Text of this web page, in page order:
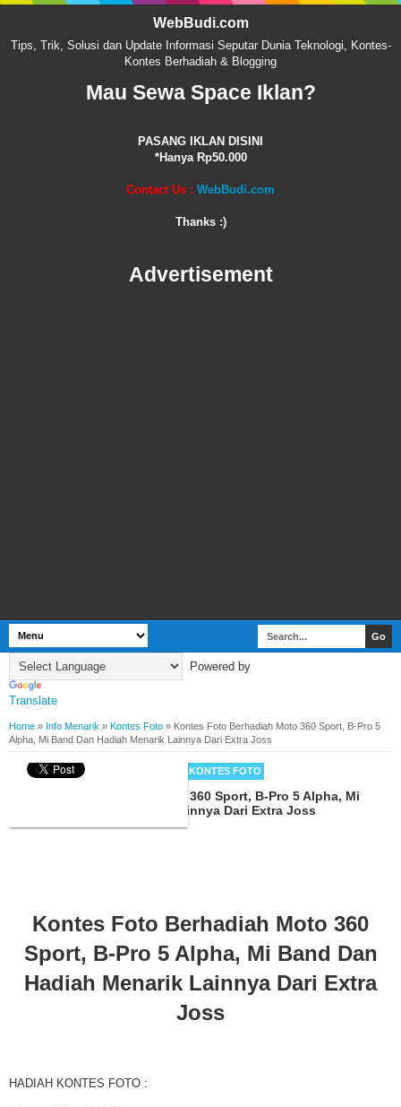
WebBudi.com
Tips, Trik, Solusi dan Update Informasi Seputar Dunia Teknologi, Kontes-
Kontes Berhadiah & Blogging
Mau Sewa Space Iklan?
PASANG IKLAN DISINI
*Hanya Rp50.000
Contact Us : WebBudi.com
Thanks :)
Advertisement
Powered by
Translate
Home » Info Menarik » Kontes Foto » Kontes Foto Berhadiah Moto 360 Sport, B-Pro 5
Alpha, Mi Band Dan Hadiah Menarik Lainnya Dari Extra Joss
BYWEBBUDI.COM KONTES FOTO
Kontes Foto Berhadiah Moto 360 Sport, B-Pro 5 Alpha, Mi
Band Dan Hadiah Menarik Lainnya Dari Extra Joss
Kontes Foto Berhadiah Moto 360
Sport, B-Pro 5 Alpha, Mi Band Dan
Hadiah Menarik Lainnya Dari Extra
Joss
HADIAH KONTES FOTO :